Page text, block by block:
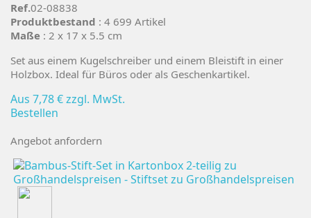
Ref.02-08838
Produktbestand : 4 699 Artikel
Maße : 2 x 17 x 5.5 cm
Set aus einem Kugelschreiber und einem Bleistift in einer
Holzbox. Ideal für Büros oder als Geschenkartikel.
Aus 7,78 €zzgl. MwSt.
Bestellen
Angebot anfordern